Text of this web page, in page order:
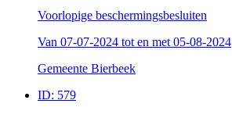
Voorlopige beschermingsbesluiten
Van 07-07-2024 tot en met 05-08-2024
Gemeente Bierbeek
ID: 579